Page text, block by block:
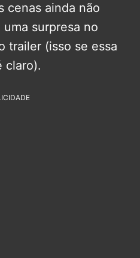
cenas ainda não
surpresa no
trailer (isso se essa
claro).